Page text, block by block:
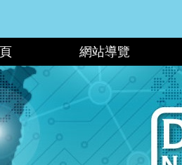
網站導覽